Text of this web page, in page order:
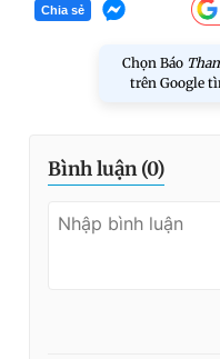
Chia sẻ
Chọn Báo
trên Google
Bình luận (0)